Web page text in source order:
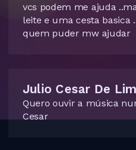
vcs podem me ajuda
leite e uma cesta basica
quem puder mw ajudar
Quero ouvir a música
Cesar